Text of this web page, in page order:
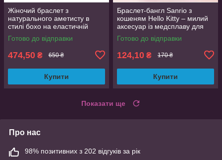
Жіночий браслет з
натурального аметисту в
стилі бохо на еластичній
основі з металевою підвіскою
Готово до відправки
474,50 ₴ 650 ₴
Купити
Браслет-бангл Sanrio з
кошеням Hello Kitty – милий
аксесуар із медсплаву для
дівчат, 6 см діаметр
Готово до відправки
124,10 ₴ 170 ₴
Купити
Показати ще
Про нас
98% позитивних з 202 відгуків за рік